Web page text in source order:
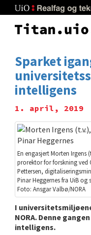
to
main
Sparket
intelligens
1. april, 2019
En engasjert Morten Irgens
prorektor for forskning ved
Pettersen,
Pinar Heggernes fra UiB
Foto: Ansgar Valbø/NORA
I
NORA. Denne
intelligens.